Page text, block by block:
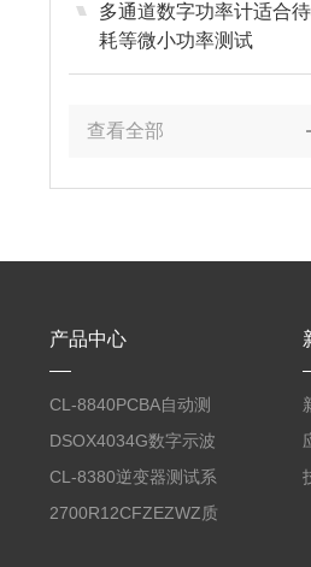
多通道数字功率计适合
耗等微小功率测试
查看全部
产品中心
CL-8840PCBA自动测
试台系统
DSOX4034G数字示波
器
CL-8380逆变器测试系
统台
2700R12CFZEZWZ质